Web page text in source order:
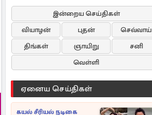
இன்றைய செய்திகள்
வியாழன்
புதன்
செவ்வாய்
திங்கள்
ஞாயிறு
சனி
வெள்ளி
ஏனைய செய்திகள்
கயல் சீரியல் நடிகை